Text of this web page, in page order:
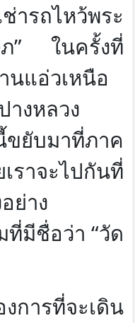
รถไหว้พระ
ภ” ในครั้งที่
นแอ่วเหนือ
างหลวง
บมาที่ภาค
าจะไปกันที่
ย่าง
มีชื่อว่า “วัด
ารที่จะเดิน